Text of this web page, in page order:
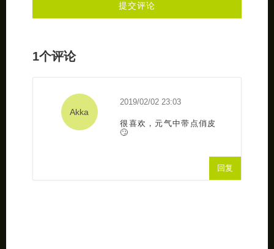
1个评论
Akka
2019/02/02 23:03
很喜欢，元气中带点俏皮
🙄
回复